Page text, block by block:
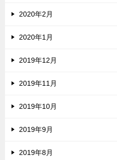
2020年2月
2020年1月
2019年12月
2019年11月
2019年10月
2019年9月
2019年8月